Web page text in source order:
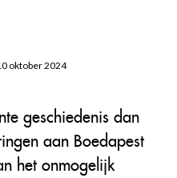
oktober 2024
geschiedenis dan
aan Boedapest
het onmogelijk